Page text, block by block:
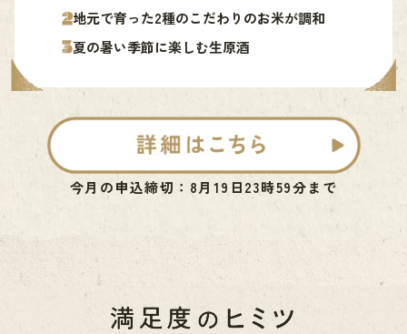
地元で育った2種のこだわりのお米が調和
夏の暑い季節に楽しむ生原酒
今月の申込締切：8月19日23時59分まで